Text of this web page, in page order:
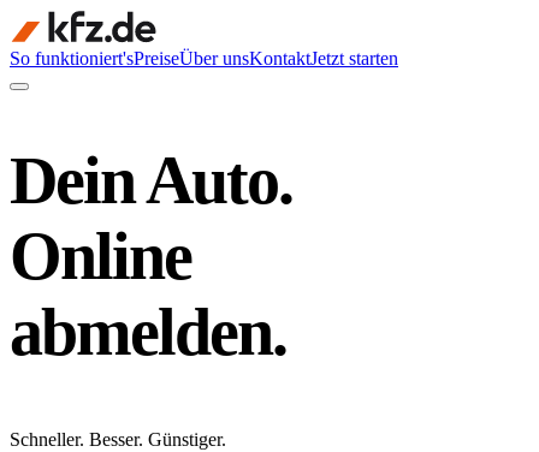
So funktioniert'sPreiseÜber unsKontaktJetzt starten
Dein Auto.
Online
abmelden.
Schneller. Besser. Günstiger.